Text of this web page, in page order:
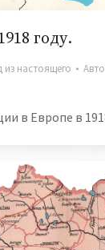
году.
из настоящего
в Европе в